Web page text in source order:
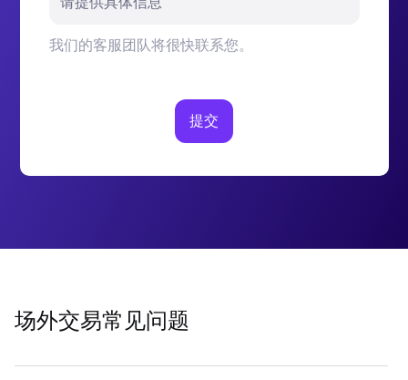
我们的客服团队将很快联系您。
提交
场外交易常见问题